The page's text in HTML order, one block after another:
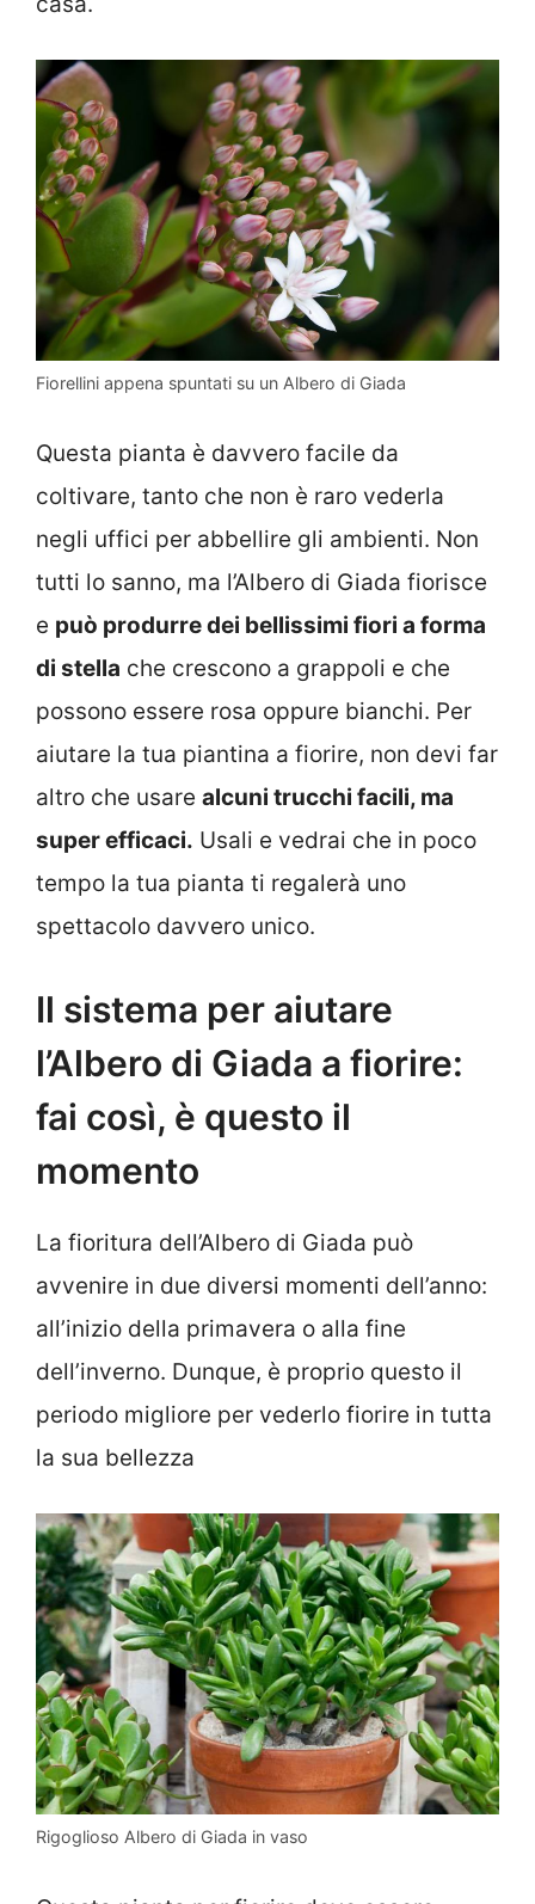
Fiorellini appena spuntati su un Albero di Giada
Questa pianta è davvero facile da
coltivare, tanto che non è raro vederla
negli uffici per abbellire gli ambienti. Non
tutti lo sanno, ma l’Albero di Giada fiorisce
e può produrre dei bellissimi fiori a forma
di stella che crescono a grappoli e che
possono essere rosa oppure bianchi. Per
aiutare la tua piantina a fiorire, non devi far
altro che usare alcuni trucchi facili, ma
super efficaci. Usali e vedrai che in poco
tempo la tua pianta ti regalerà uno
spettacolo davvero unico.
Il sistema per aiutare
l’Albero di Giada a fiorire:
fai così, è questo il
momento
La fioritura dell’Albero di Giada può
avvenire in due diversi momenti dell’anno:
all’inizio della primavera o alla fine
dell’inverno. Dunque, è proprio questo il
periodo migliore per vederlo fiorire in tutta
la sua bellezza
Rigoglioso Albero di Giada in vaso